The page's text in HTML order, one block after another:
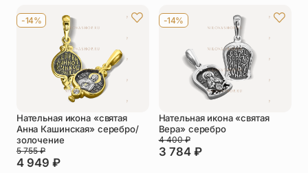
-14%
Нательная икона «святая
Анна Кашинская» серебро/
золочение
4 949 ₽
5 755₽
-14%
Нательная икона «святая
Вера» серебро
3 784 ₽
4 400₽